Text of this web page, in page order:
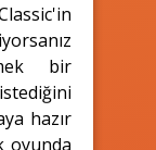
bir
hazır
oyunda